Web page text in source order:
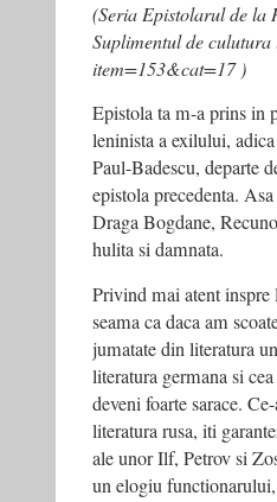
Ernu
–
Zile
nopti,
14
noiembrie
2007
(Seria Epistolarul de la
Suplimentul de
item=153&cat=17 )
Epistola ta m-a prins in
leninista a exilului,
Paul-Badescu, departe
epistola precedenta.
Draga Bogdane,
hulita si damnata.
Privind mai atent
seama ca daca am
jumatate din literatura
literatura germana si
deveni foarte sarace.
literatura rusa, iti
ale unor Ilf, Petrov si
un elogiu